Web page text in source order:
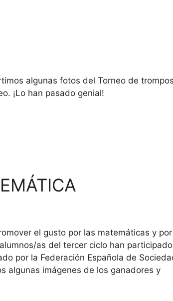
algunas fotos del Torneo de trompos
¡Lo han pasado genial!
el gusto por las matemáticas y
as del tercer ciclo han
por la Federación Española de
algunas imágenes de los ganadores y